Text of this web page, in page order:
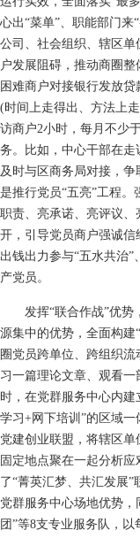
心出“菜单”、职能部门来
公司、社会组织、辖区单
户发展阻碍，推动商圈
困难商户对接银行发放
(时间上走得出、方法上
访商户2小时，每月不少
务。比如，中心干部在
及时与区商务局对接，
是推行党员“五亮”工程
职责、亮承诺、亮评议
开，引导党员商户强诚
出钱出力参与“五水共治
产党员。
发挥“联合作战”优势，
源集中的优势，全面构建
圈党员跨单位、跨组织流
习一篇理论文章、观看
时，在党群服务中心内
学习+网下培训”的区域
党建创业联盟，将辖区
固定地点聚在一起分析
了“菁英汇梦、共汇发展
党群服务中心场地优势
团”等8支专业服务队，